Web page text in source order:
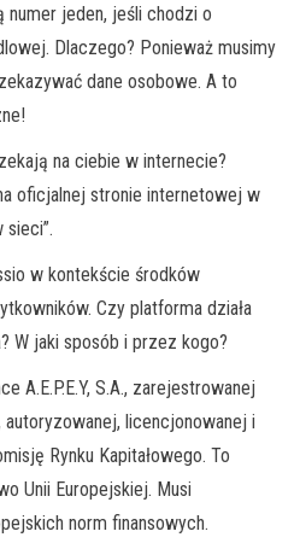
jeden, jeśli chodzi o
Dlaczego? Ponieważ musimy
dane osobowe. A to
na ciebie w internecie?
oficjalnej stronie internetowej w
sieci”.
w kontekście środków
Czy platforma działa
W jaki sposób i przez kogo?
A.E.P.E.Y, S.A., zarejestrowanej
licencjonowanej i
Rynku Kapitałowego. To
Unii Europejskiej. Musi
norm finansowych.